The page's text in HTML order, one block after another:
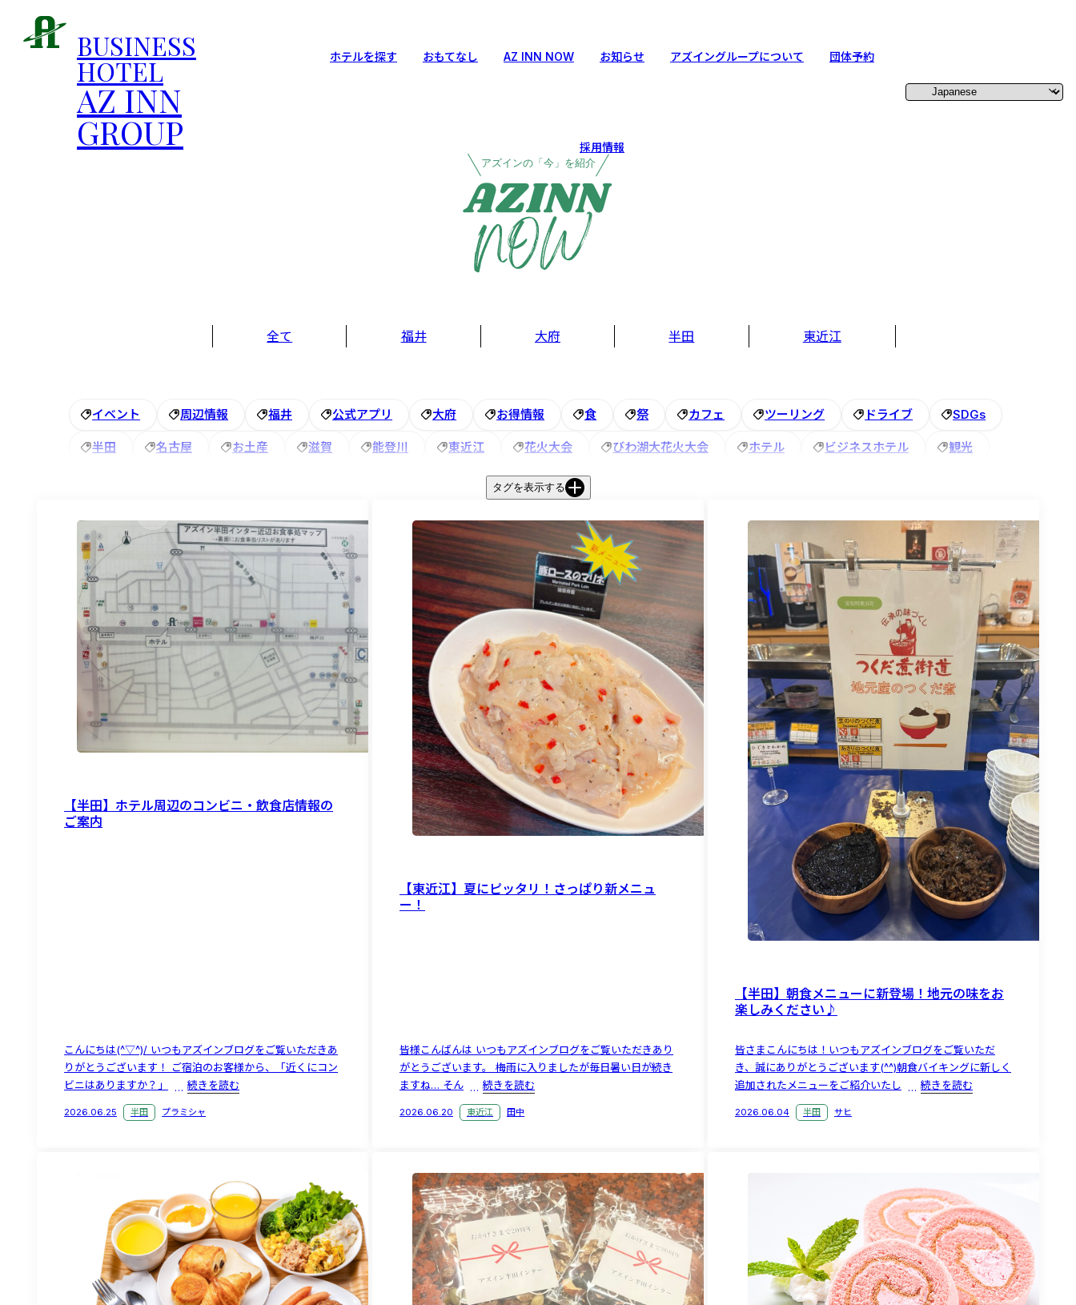
BUSINESS
HOTEL
AZ INN
GROUP
ホテルを探す おもてなし AZ INN NOW お知らせ アズイングループについて 団体予約
採用情報
アズインの「今」を紹介
全て 福井 大府 半田 東近江
イベント 周辺情報 福井 公式アプリ 大府 お得情報 食 祭 カフェ ツーリング ドライブ SDGs
半田 名古屋 お土産 滋賀 能登川 東近江 花火大会 びわ湖大花火大会 ホテル ビジネスホテル 観光
お祭り 音楽フェス
アメニティ 五箇荘 街歩き イルミネーション アンケート 半田市 ＃紅葉 越前ガニ 旬
#イルミネーション ＃東近江 新メニュー ロールケーキ ウィンタースポーツ 東近江市 米原市 ＃禁煙 ＃ひな人形
大府市 NELL マットレス ツインルーム 新商品 ビジホ 福井駅 無料朝食 大浴場付き どぶろくまつり
大野市 ひなまつり 桜 彦根城 おつまみ カップラーメン 恐竜博物館 観光バス 一乗谷 朝倉
＃大府市 ＃いちご ランブリング アズイン半田インター 潮干狩り 大浴場 駐車場 手作り 伝統芸能 特典
ホームページ お花 アズイン大府 夏の風物詩 越前 風鈴 アニメ 大府駅 アズイン東近江
アズイン東近江能登川駅前
タグを表示する
【半田】ホテル周辺のコンビニ・飲食店情報の
ご案内
こんにちは(^▽^)/ いつもアズインブログをご覧いただきあ
りがとうございます！ ご宿泊のお客様から、「近くにコン
ビニはありますか？」
続きを読む
2026.06.25 半田 プラミシャ
【東近江】夏にピッタリ！さっぱり新メニュ
ー！
皆様こんばんは いつもアズインブログをご覧いただきあり
がとうございます。 梅雨に入りましたが毎日暑い日が続き
ますね… そん
続きを読む
2026.06.20 東近江 田中
【半田】朝食メニューに新登場！地元の味をお
楽しみください♪
皆さまこんにちは！いつもアズインブログをご覧いただ
き、誠にありがとうございます(^^)朝食バイキングに新しく
追加されたメニューをご紹介いたし
続きを読む
2026.06.04 半田 サヒ